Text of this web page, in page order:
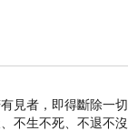
當然就是要去陽
衝八里玩沙踩水
永遠有新地點，
見者，即得斷除一
不生不死、不退不